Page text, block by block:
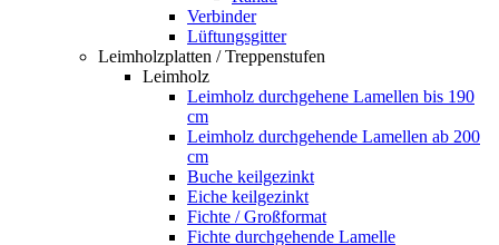
Verbinder
Lüftungsgitter
Leimholzplatten / Treppenstufen
Leimholz
Leimholz durchgehene Lamellen bis 190
cm
Leimholz durchgehende Lamellen ab 200
cm
Buche keilgezinkt
Eiche keilgezinkt
Fichte / Großformat
Fichte durchgehende Lamelle